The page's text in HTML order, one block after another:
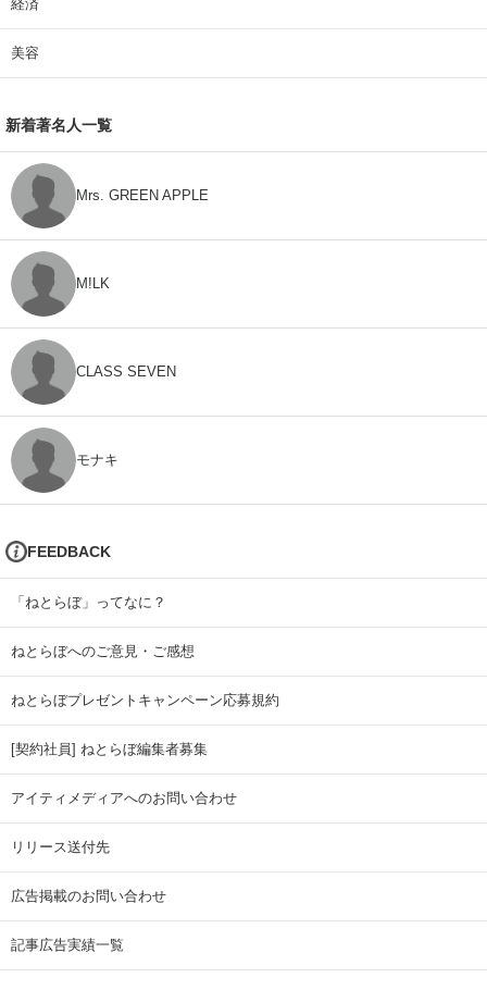
経済
美容
新着著名人一覧
Mrs. GREEN APPLE
M!LK
CLASS SEVEN
モナキ
FEEDBACK
「ねとらぼ」ってなに？
ねとらぼへのご意見・ご感想
ねとらぼプレゼントキャンペーン応募規約
[契約社員] ねとらぼ編集者募集
アイティメディアへのお問い合わせ
リリース送付先
広告掲載のお問い合わせ
記事広告実績一覧